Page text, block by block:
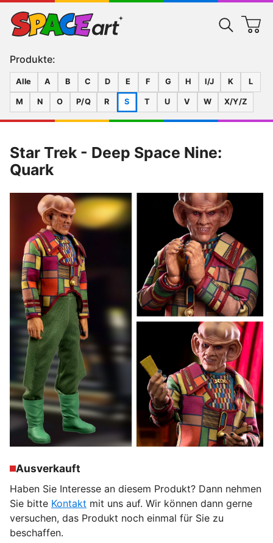
Produkte:
Alle A B C D E F G H I/J K L
M N O P/Q R S T U V W X/Y/Z
Star Trek - Deep Space Nine:
Quark
Ausverkauft
Haben Sie Interesse an diesem Produkt? Dann nehmen
Sie bitte Kontakt mit uns auf. Wir können dann gerne
versuchen, das Produkt noch einmal für Sie zu
beschaffen.